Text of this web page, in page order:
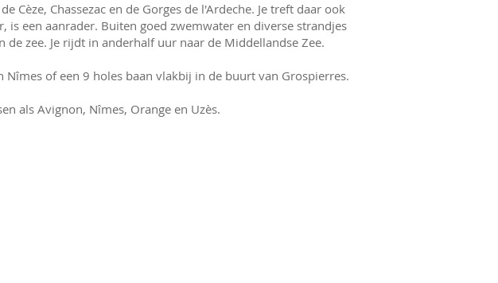
Chassezac en de Gorges de l'Ardeche. Je treft daar ook
is een aanrader. Buiten goed zwemwater en diverse strandjes
zee. Je rijdt in anderhalf uur naar de Middellandse Zee.
of een 9 holes baan vlakbij in de buurt van Grospierres.
als Avignon, Nîmes, Orange en Uzès.